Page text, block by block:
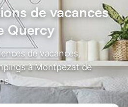
de vacances
Quercy
de vacances,
à Montpezat de